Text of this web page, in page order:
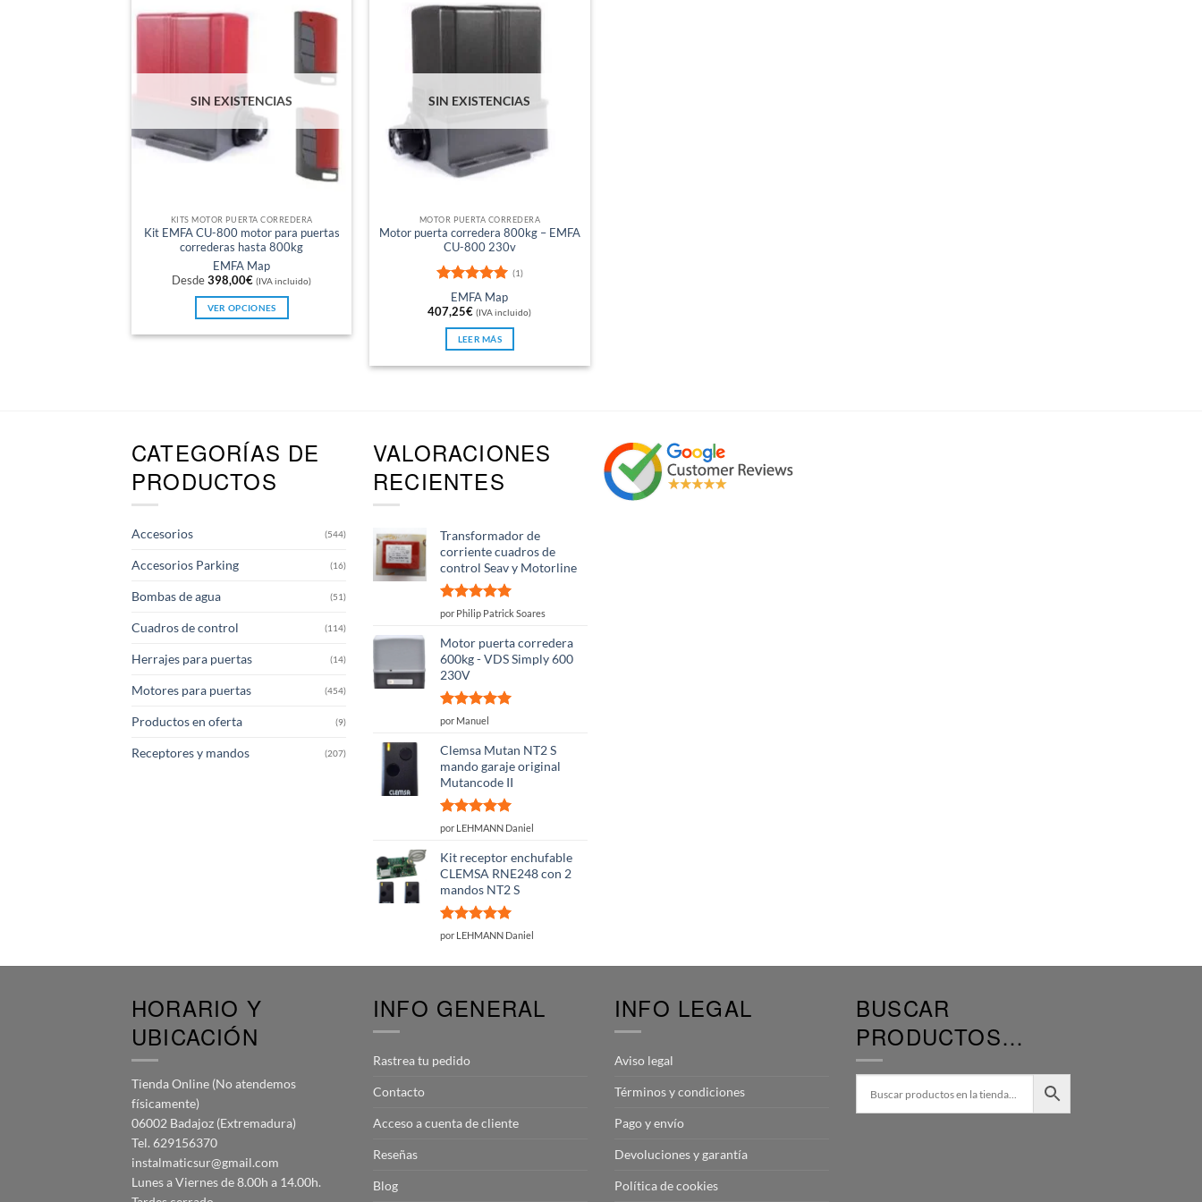
SIN EXISTENCIAS
KITS MOTOR PUERTA CORREDERA
Kit EMFA CU-800 motor para puertas
correderas hasta 800kg
EMFA Map
Desde 398,00€ (IVA incluido)
VER OPCIONES
elegir
SIN EXISTENCIAS
MOTOR PUERTA CORREDERA
Motor puerta corredera 800kg – EMFA
CU-800 230v
Valorado
con5de 5
(1)
EMFA Map
407,25€ (IVA incluido)
LEER MÁS
CATEGORÍAS DE
PRODUCTOS
Accesorios (544)
Accesorios Parking (16)
Bombas de agua (51)
Cuadros de control (114)
Herrajes para puertas (14)
Motores para puertas (454)
Productos en oferta (9)
Receptores y mandos (207)
VALORACIONES
RECIENTES
Transformador de
corriente cuadros de
control Seav y Motorline
Valorado
por Philip Patrick Soares
Motor puerta corredera
600kg - VDS Simply 600
230V
Valorado
por Manuel
Clemsa Mutan NT2 S
mando garaje original
Mutancode II
Valorado
por LEHMANN Daniel
Kit receptor enchufable
CLEMSA RNE248 con 2
mandos NT2 S
Valorado
por LEHMANN Daniel
HORARIO Y
UBICACIÓN
Tienda Online (No atendemos
físicamente)
06002 Badajoz (Extremadura)
Tel. 629156370
instalmaticsur@gmail.com
Lunes a Viernes de 8.00h a 14.00h.
INFO GENERAL
Rastrea tu pedido
Contacto
Acceso a cuenta de cliente
Reseñas
Blog
INFO LEGAL
Aviso legal
Términos y condiciones
Pago y envío
Devoluciones y garantía
Política de cookies
BUSCAR
PRODUCTOS…